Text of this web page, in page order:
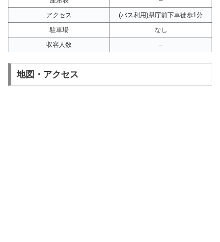
アクセス
(バス利用)県庁前下車徒歩1分
駐車場
なし
収容人数
–
地図・アクセス